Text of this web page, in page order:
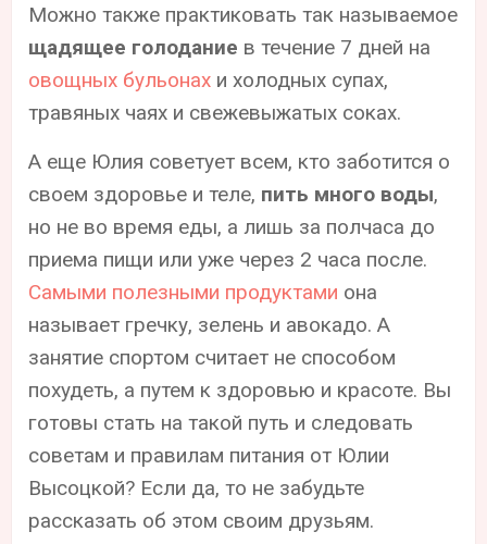
Можно также практиковать так называемое
щадящее голодание в течение 7 дней на
овощных бульонах и холодных супах,
травяных чаях и свежевыжатых соках.
А еще Юлия советует всем, кто заботится о
своем здоровье и теле, пить много воды,
но не во время еды, а лишь за полчаса до
приема пищи или уже через 2 часа после.
Самыми полезными продуктами она
называет гречку, зелень и авокадо. А
занятие спортом считает не способом
похудеть, а путем к здоровью и красоте. Вы
готовы стать на такой путь и следовать
советам и правилам питания от Юлии
Высоцкой? Если да, то не забудьте
рассказать об этом своим друзьям.